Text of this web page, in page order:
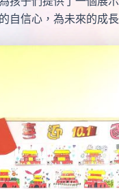
自信心，為未來的成